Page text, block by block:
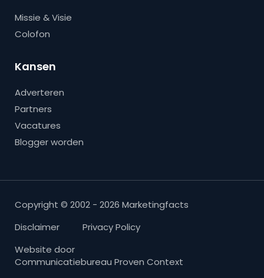
Missie & Visie
Colofon
Kansen
Adverteren
Partners
Vacatures
Blogger worden
Copyright © 2002 - 2026 Marketingfacts
Disclaimer
Privacy Policy
Website door
Communicatiebureau Proven Context